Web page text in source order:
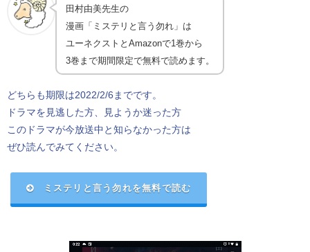
田村由美先生の
漫画「ミステリと言う勿れ」は
ユーネクストとAmazonで1巻から
3巻まで期間限定で無料で読めます。
どちらも期限は2022/2/6までです。
ドラマを見逃した方、見ようか迷った方
このドラマが今放送中と知らなかった方は
ぜひ読んでみてください。
ミステリと言う勿れを無料で読む